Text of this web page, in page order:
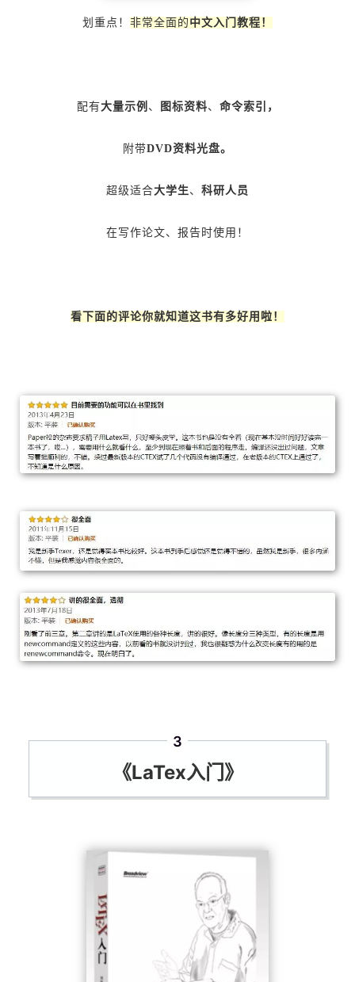
划重点！ 非常全面的 中文入门教程！
配有大量示例 、 图标资料、 命令索引，
附带DVD资料光盘。
超级适合大学生、 科研人员
在写作论文、报告时使用！
看下面的评论你就知道这书有多好用啦！
3
《LaTex入门》